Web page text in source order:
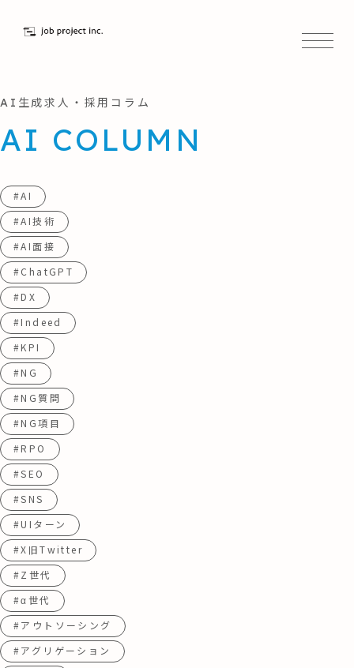
AI生成求人・採用コラム
AI COLUMN
#AI
#AI技術
#AI面接
#ChatGPT
#DX
#Indeed
#KPI
#NG
#NG質問
#NG項目
#RPO
#SEO
#SNS
#UIターン
#X旧Twitter
#Z世代
#α世代
#アウトソーシング
#アグリゲーション